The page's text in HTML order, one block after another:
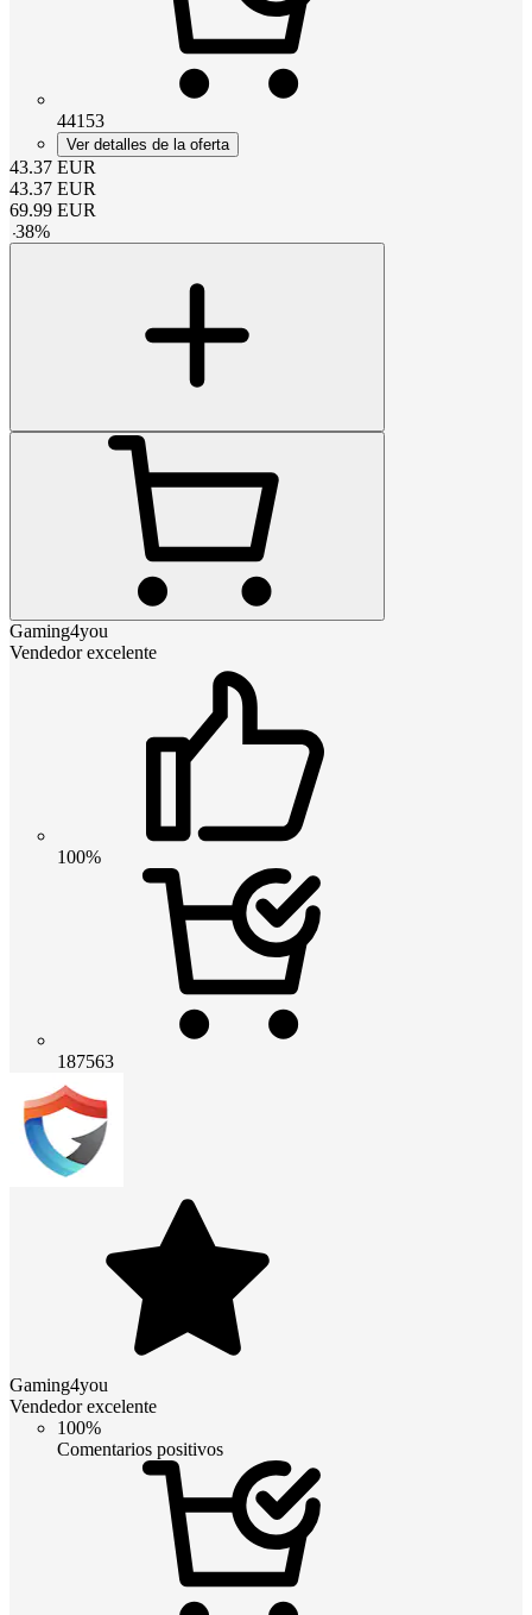
44153
Ver detalles de la oferta
43.37 EUR
43.37 EUR
69.99 EUR
-38%
Gaming4you
Vendedor excelente
100%
187563
Gaming4you
Vendedor excelente
100%
Comentarios positivos